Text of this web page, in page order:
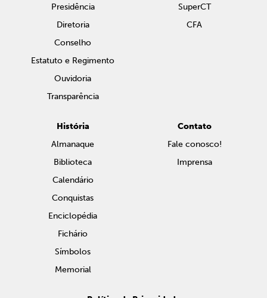
Presidência
Diretoria
Conselho
Estatuto e Regimento
Ouvidoria
Transparência
SuperCT
CFA
História
Almanaque
Biblioteca
Calendário
Conquistas
Enciclopédia
Fichário
Símbolos
Memorial
Contato
Fale conosco!
Imprensa